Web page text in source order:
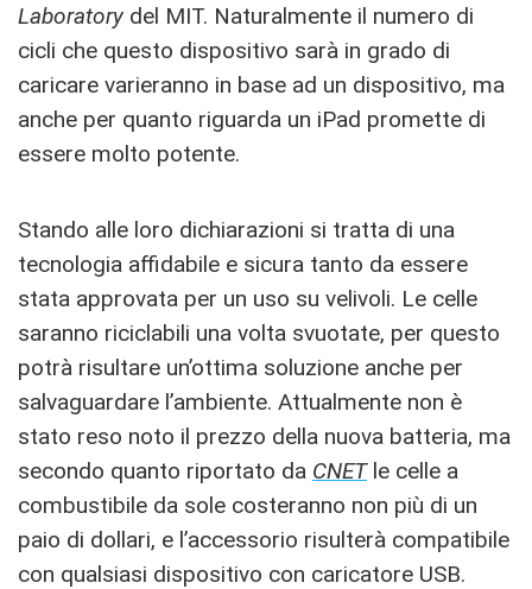
Laboratory del MIT. Naturalmente il numero di
cicli che questo dispositivo sarà in grado di
caricare varieranno in base ad un dispositivo, ma
anche per quanto riguarda un iPad promette di
essere molto potente.
Stando alle loro dichiarazioni si tratta di una
tecnologia affidabile e sicura tanto da essere
stata approvata per un uso su velivoli. Le celle
saranno riciclabili una volta svuotate, per questo
potrà risultare un’ottima soluzione anche per
salvaguardare l’ambiente. Attualmente non è
stato reso noto il prezzo della nuova batteria, ma
secondo quanto riportato da CNET le celle a
combustibile da sole costeranno non più di un
paio di dollari, e l’accessorio risulterà compatibile
con qualsiasi dispositivo con caricatore USB.